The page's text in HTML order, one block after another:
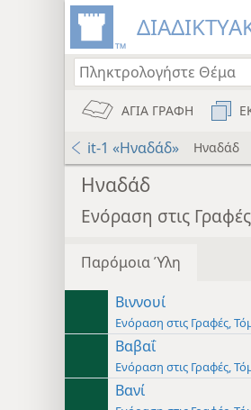
ΑΓΙΑ ΓΡΑΦΗ
it-1 «Ηναδάδ» Ηναδάδ
Ηναδάδ
Ενόραση στις
Παρόμοια Ύλη
Βιννουί
Ενόραση στις Γραφές,
Βαβαΐ
Ενόραση στις Γραφές,
Βανί